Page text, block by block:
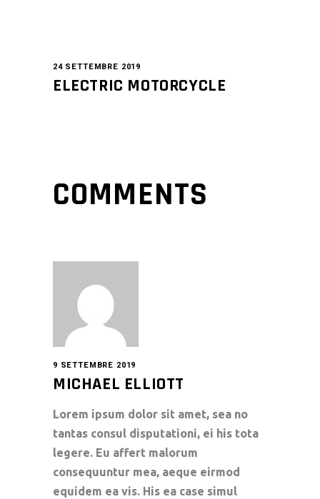
24 SETTEMBRE 2019
ELECTRIC MOTORCYCLE
COMMENTS
9 SETTEMBRE 2019
MICHAEL ELLIOTT
Lorem ipsum dolor sit amet, sea no
tantas consul disputationi, ei his tota
legere. Eu affert malorum
consequuntur mea, aeque eirmod
equidem ea vis. His ea case simul